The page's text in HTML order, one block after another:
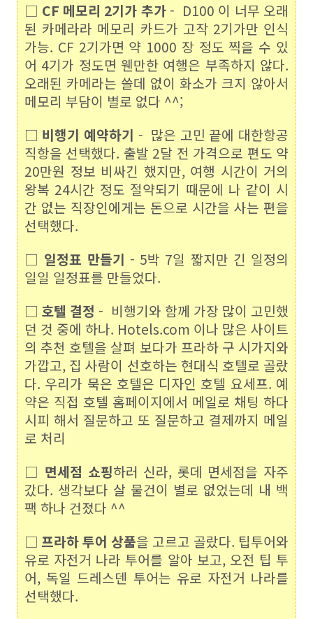
□ CF 메모리 2기가 추가- D100 이 너무 오래
된 카메라라 메모리 카드가 고작 2기가만 인식
가능. CF 2기가면 약 1000 장 정도 찍을 수 있
어 4기가 정도면 웬만한 여행은 부족하지 않다.
오래된 카메라는 쓸데 없이 화소가 크지 않아서
메모리 부담이 별로 없다 ^^;
□ 비행기 예약하기 - 많은 고민 끝에 대한항공
직항을 선택했다. 출발 2달 전 가격으로 편도 약
20만원 정보 비싸긴 했지만, 여행 시간이 거의
왕복 24시간 정도 절약되기 때문에 나 같이 시
간 없는 직장인에게는 돈으로 시간을 사는 편을
선택했다.
□ 일정표 만들기 - 5박 7일 짧지만 긴 일정의
일일 일정표를 만들었다.
□ 호텔 결정 - 비행기와 함께 가장 많이 고민했
던 것 중에 하나. Hotels.com 이나 많은 사이트
의 추천 호텔을 살펴 보다가 프라하 구 시가지와
가깝고, 집 사람이 선호하는 현대식 호텔로 골랐
다. 우리가 묵은 호텔은 디자인 호텔 요세프. 예
약은 직접 호텔 홈페이지에서 메일로 채팅 하다
시피 해서 질문하고 또 질문하고 결제까지 메일
로 처리
□ 면세점 쇼핑하러 신라, 롯데 면세점을 자주
갔다. 생각보다 살 물건이 별로 없었는데 내 백
팩 하나 건졌다 ^^
□ 프라하 투어 상품을 고르고 골랐다. 팁투어와
유로 자전거 나라 투어를 알아 보고, 오전 팁 투
어, 독일 드레스덴 투어는 유로 자전거 나라를
선택했다.